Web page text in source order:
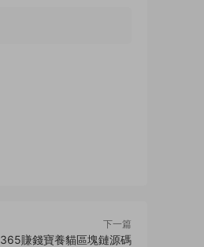
下一篇
365賺錢寶養貓區塊鏈源碼